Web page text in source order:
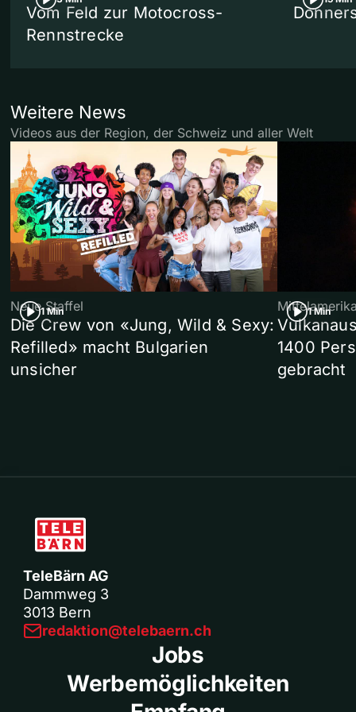
Vom Feld zur Motocross-
Rennstrecke
Weitere News
Videos aus der Region, der Schweiz und aller Welt
1 Min
Neue Staffel
Die Crew von «Jung, Wild & Sexy:
Refilled» macht Bulgarien
unsicher
1 Min
1400
gebracht
TeleBärn AG
Dammweg 3
3013 Bern
redaktion@telebaern.ch
Jobs
Werbemöglichkeiten